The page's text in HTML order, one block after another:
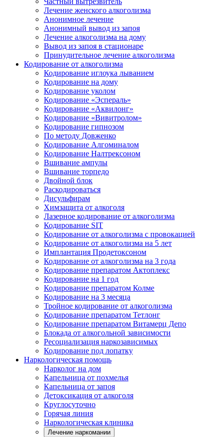
Лечение женского алкоголизма
Анонимное лечение
Анонимный вывод из запоя
Лечение алкоголизма на дому
Вывод из запоя в стационаре
Принудительное лечение алкоголизма
Кодирование от алкоголизма
Кодирование иглоука лыванием
Кодирование на дому
Кодирование уколом
Кодирование «Эспераль»
Кодирование «Аквилонг»
Кодирование «Вивитролом»
Кодирование гипнозом
По методу Довженко
Кодирование Алгоминалом
Кодирование Налтрексоном
Вшивание ампулы
Вшивание торпедо
Двойной блок
Раскодироваться
Дисульфирам
Химзащита от алкоголя
Лазерное кодирование от алкоголизма
Кодирование SIT
Кодирование от алкоголизма с провокацией
Кодирование от алкоголизма на 5 лет
Имплантация Продетоксоном
Кодирование от алкоголизма на 3 года
Кодирование препаратом Актоплекс
Кодирование на 1 год
Кодирование препаратом Колме
Кодирование на 3 месяца
Тройное кодирование от алкоголизма
Кодирование препаратом Тетлонг
Кодирование препаратом Витамерц Депо
Блокада от алкогольной зависимости
Ресоциализация наркозависимых
Кодирование под лопатку
Наркологическая помощь
Нарколог на дом
Капельница от похмелья
Капельница от запоя
Детоксикация от алкоголя
Круглосуточно
Горячая линия
Наркологическая клиника
Лечение наркомании